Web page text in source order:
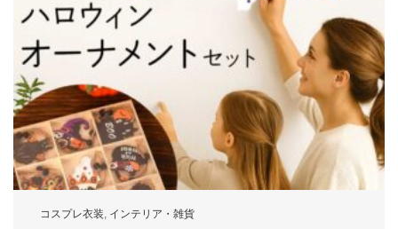
コスプレ衣装, インテリア・雑貨